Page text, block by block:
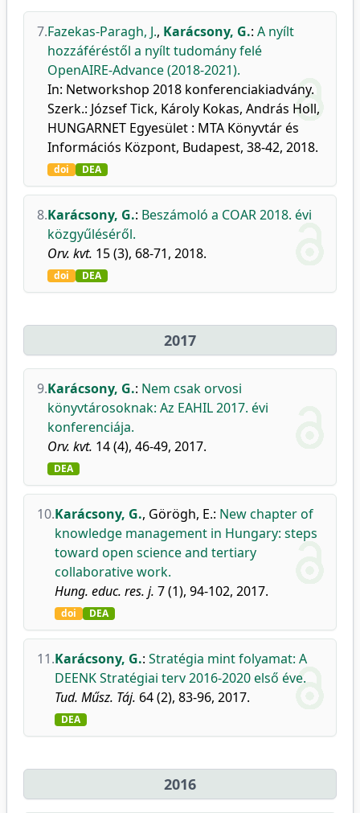
7.Fazekas-Paragh, J., Karácsony, G.: A nyílt
hozzáféréstől a nyílt tudomány felé
OpenAIRE-Advance (2018-2021).
In: Networkshop 2018 konferenciakiadvány.
Szerk.: József Tick, Károly Kokas, András Holl,
HUNGARNET Egyesület : MTA Könyvtár és
Információs Központ, Budapest, 38-42, 2018.
doi DEA
8.Karácsony, G.: Beszámoló a COAR 2018. évi
közgyűléséről.
Orv. kvt. 15 (3), 68-71, 2018.
doi DEA
2017
9.Karácsony, G.: Nem csak orvosi
könyvtárosoknak: Az EAHIL 2017. évi
konferenciája.
Orv. kvt. 14 (4), 46-49, 2017.
DEA
10.Karácsony, G., Görögh, E.: New chapter of
knowledge management in Hungary: steps
toward open science and tertiary
collaborative work.
Hung. educ. res. j. 7 (1), 94-102, 2017.
doi DEA
11.Karácsony, G.: Stratégia mint folyamat: A
DEENK Stratégiai terv 2016-2020 első éve.
Tud. Műsz. Táj. 64 (2), 83-96, 2017.
DEA
2016